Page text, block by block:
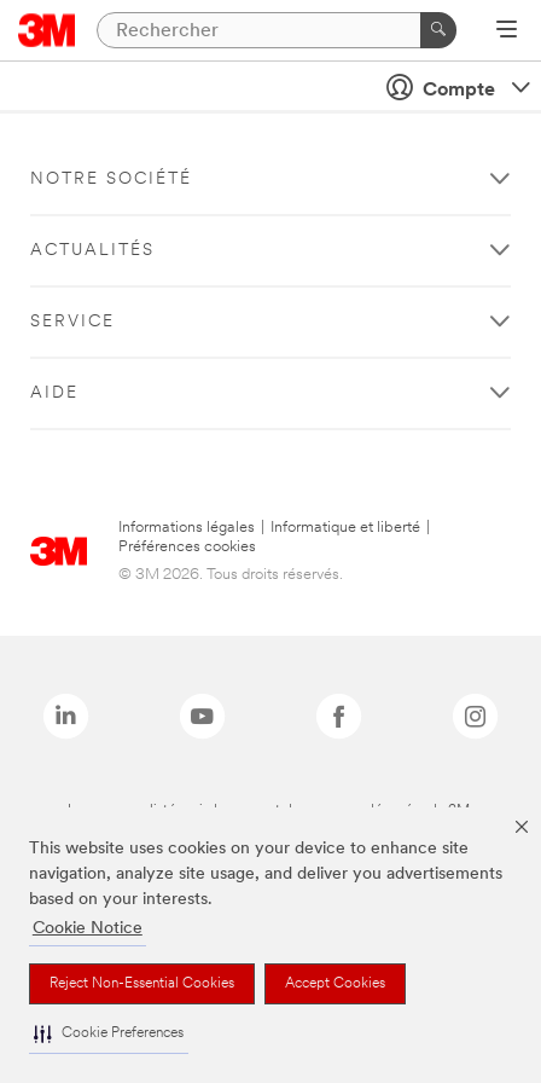
This website uses cookies on your device to enhance site
navigation, analyze site usage, and deliver you advertisements
based on your interests.
Cookie Notice
Reject Non-Essential Cookies Accept Cookies
Cookie Preferences
Compte
NOTRE SOCIÉTÉ
ACTUALITÉS
SERVICE
AIDE
Informations légales Informatique et liberté
Préférences cookies
© 3M 2026. Tous droits réservés.
Les marques listées ci-dessus sont des marques déposées de 3M.